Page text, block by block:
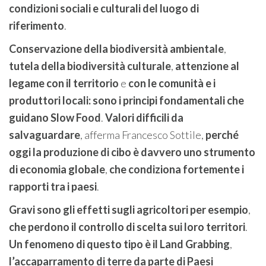
condizioni sociali e culturali del luogo di
riferimento.
Conservazione della biodiversità ambientale,
tutela della biodiversità culturale, attenzione al
legame con il territorio e con le comunità e i
produttori locali: sono i principi fondamentali che
guidano Slow Food.Valori difficili da
salvaguardare, afferma Francesco Sottile, perché
oggi la produzione di cibo è davvero uno strumento
di economia globale, che condiziona fortemente i
rapporti tra i paesi.
Gravi sono gli effetti sugli agricoltori per esempio,
che perdono il controllo di scelta sui loro territori.
Un fenomeno di questo tipo è il Land Grabbing,
l’accaparramento di terre da parte di Paesi